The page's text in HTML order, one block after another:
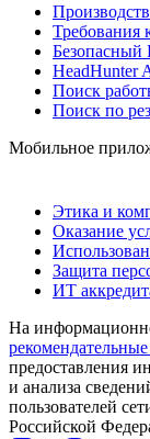
Требования
Безопасный
HeadHunter
Поиск
Поиск по
Мобильное
Этика и
Оказание
Защита
ИТ
На
предоставления
и анализа
пользователей
Российской